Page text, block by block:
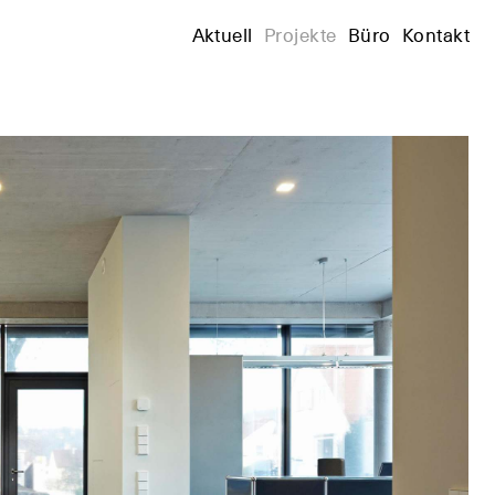
Aktuell Projekte Büro Kontakt
+